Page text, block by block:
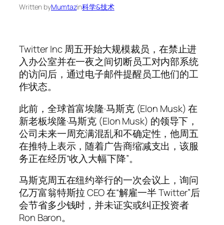
Written byMumtazin科学&技术
Twitter Inc 周五开始大规模裁员，在禁止进
入办公室并在一夜之间切断员工对内部系统
的访问后，通过电子邮件提醒员工他们的工
作状态。
此前，全球首富埃隆·马斯克 (Elon Musk) 在
新老板埃隆·马斯克 (Elon Musk) 的领导下，
公司未来一周充满混乱和不确定性，他周五
在推特上表示，随着广告商缩减支出，该服
务正在经历“收入大幅下降”。
马斯克周五在纽约举行的一次会议上，询问
亿万富翁特斯拉 CEO 在“解雇一半 Twitter”后
会节省多少钱时，并未证实或纠正投资者
Ron Baron。